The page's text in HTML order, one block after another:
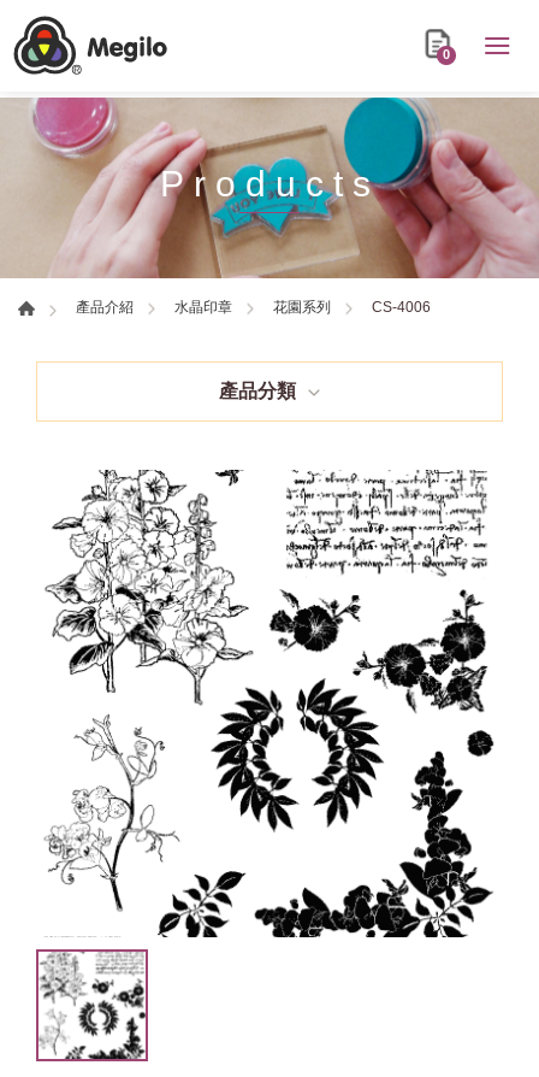
0
Products
產品介紹 水晶印章 花園系列 CS-4006
產品分類